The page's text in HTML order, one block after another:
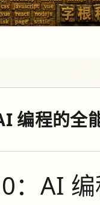
编程的全
：AI